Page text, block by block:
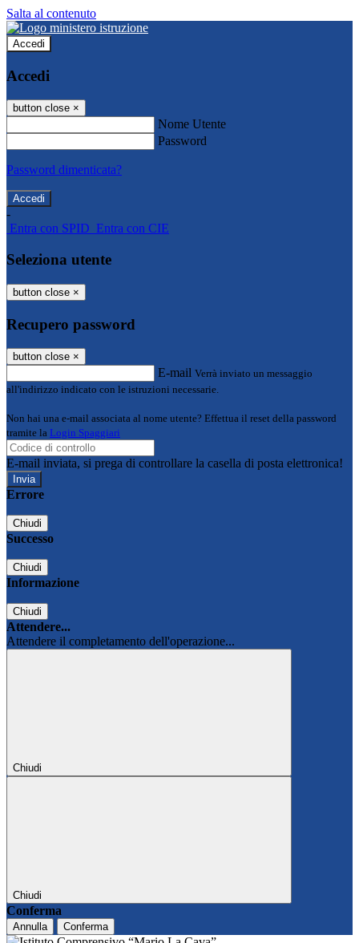
Salta al contenuto
Accedi
Accedi
button close ×
Nome Utente
Password
Password dimenticata?
-
Entra con SPID Entra con CIE
Seleziona utente
button close ×
Recupero password
button close ×
E-mail Verrà inviato un messaggio
all'indirizzo indicato con le istruzioni necessarie.
Non hai una e-mail associata al nome utente? Effettua il reset della password
tramite la Login Spaggiari
E-mail inviata, si prega di controllare la casella di posta elettronica!
Errore
Chiudi
Successo
Chiudi
Informazione
Chiudi
Attendere...
Attendere il completamento dell'operazione...
Chiudi
Chiudi
Conferma
Annulla Conferma